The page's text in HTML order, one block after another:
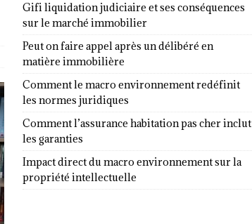
Gifi liquidation judiciaire et ses conséquences
sur le marché immobilier
Peut on faire appel après un délibéré en
matière immobilière
Comment le macro environnement redéfinit
les normes juridiques
Comment l’assurance habitation pas cher inclut
les garanties
Impact direct du macro environnement sur la
propriété intellectuelle